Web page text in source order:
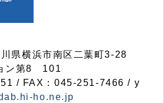
県横浜市南区二葉町3-28
ン第8 101
/ FAX：045-251-7466 / y
ho.ne.jp